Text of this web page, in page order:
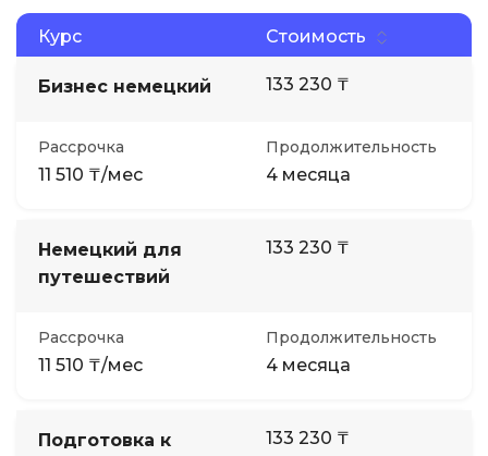
Курс Стоимость
Бизнес немецкий 133 230 ₸
Рассрочка
11 510 ₸/мес
Продолжительность
4 месяца
Немецкий для
путешествий
133 230 ₸
Рассрочка
11 510 ₸/мес
Продолжительность
4 месяца
Подготовка к
133 230 ₸